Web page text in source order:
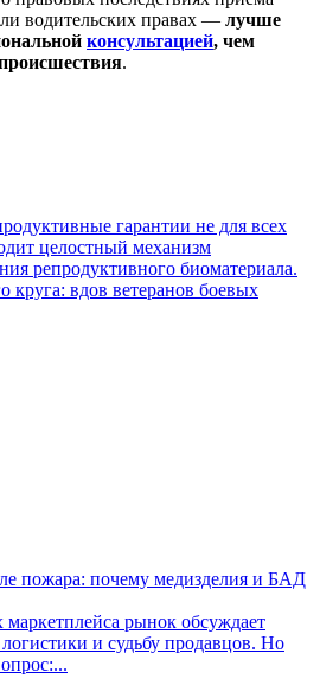
водительских правах — лучше
консультацией, чем
.
гарантии не для всех
целостный механизм
репродуктивного биоматериала.
круга: вдов ветеранов боевых
пожара: почему медизделия и БАД
маркетплейса рынок обсуждает
и судьбу продавцов. Но